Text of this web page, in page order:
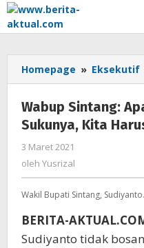
Lewati
ke
konten
Homepage » Eksekutif
Wabup Sintang:
Sukunya, Kita
3 Maret 2021
oleh Yusrizal
Wakil Bupati Sintang, Sudiyanto.
BERITA-
Sudiyanto tidak